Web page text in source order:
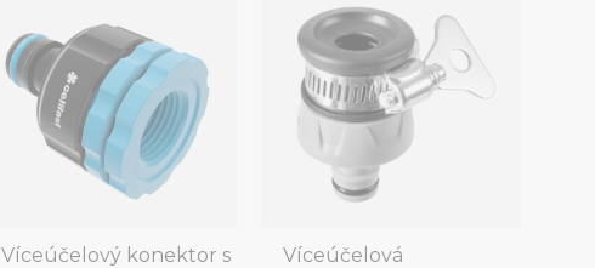
Víceúčelový konektor s
Víceúčelová